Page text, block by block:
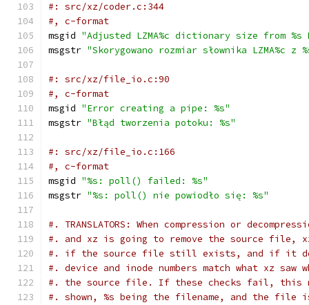
#: src/xz/coder.c:344
#, c-format
msgid "Adjusted LZMA%c dictionary size from
msgstr "Skorygowano rozmiar słownika LZMA%c
#: src/xz/file_io.c:90
#, c-format
msgid "Error creating a pipe: %s"
msgstr "Błąd tworzenia potoku: %s"
#: src/xz/file_io.c:166
#, c-format
msgid "%s: poll() failed: %s"
msgstr "%s: poll() nie powiodło się: %s"
#. TRANSLATORS: When compression or
#. and xz is going to remove the source file,
#. if the source file still exists, and if it
#. device and inode numbers match what xz saw
#. the source file. If these checks fail, this
#. shown, %s being the filename, and the file